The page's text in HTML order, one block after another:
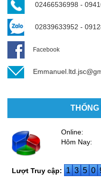
02466536998 -
02839633952 -
Facebook
Online:
Hôm Nay:
Lượt Truy cập: 1 3 5 0